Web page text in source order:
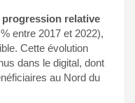
relative
entre 2017 et 2022),
Cette évolution
dans le digital, dont
au Nord du